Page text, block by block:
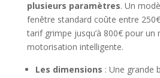
plusieurs paramètres. Un
fenêtre standard coûte entre
tarif grimpe jusqu’à 800€ pour un
motorisation intelligente.
Les dimensions : Une grande